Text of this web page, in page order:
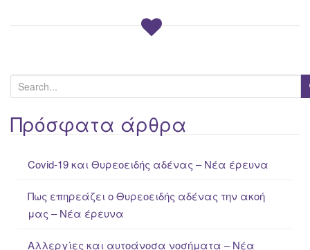
e
a
rΠρόσφατα άρθρα
Covid-19 και Θυρεοειδής αδένας – Νέα έρευνα
Πως επηρεάζει ο Θυρεοειδής αδένας την ακοή
μας – Νέα έρευνα
Αλλεργίες και αυτοάνοσα νοσήματα – Νέα